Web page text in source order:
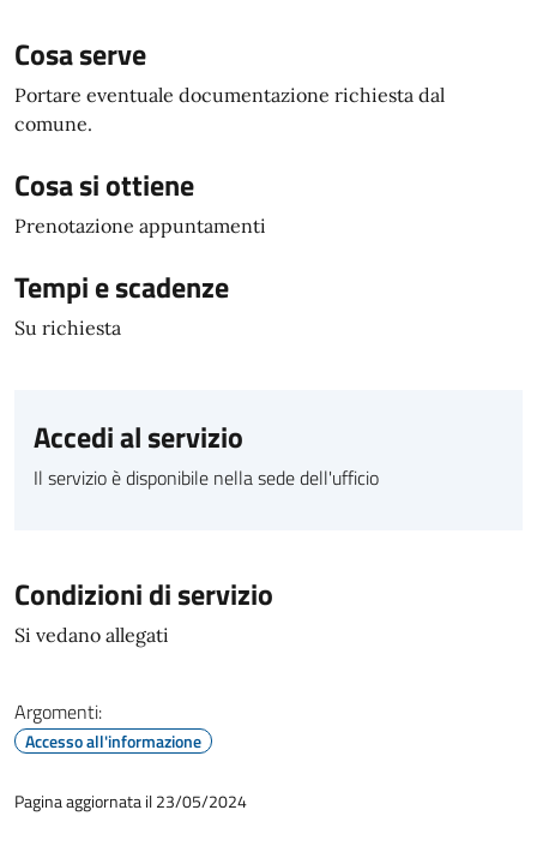
Cosa serve
Portare eventuale documentazione richiesta dal
comune.
Cosa si ottiene
Prenotazione appuntamenti
Tempi e scadenze
Su richiesta
Accedi al servizio
Il servizio è disponibile nella sede dell'ufficio
Condizioni di servizio
Si vedano allegati
Argomenti:
Accesso all'informazione
Pagina aggiornata il 23/05/2024